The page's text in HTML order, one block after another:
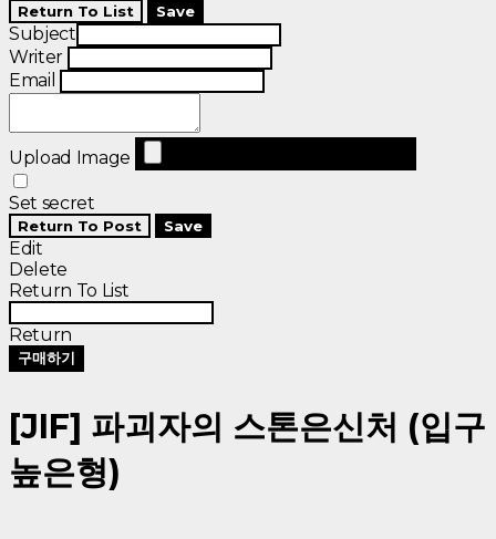
Return To List Save
Subject
Writer
Email
Upload Image
Set secret
Return To Post Save
Edit
Delete
Return To List
Return
구매하기
[JIF] 파괴자의 스톤은신처 (입구
높은형)